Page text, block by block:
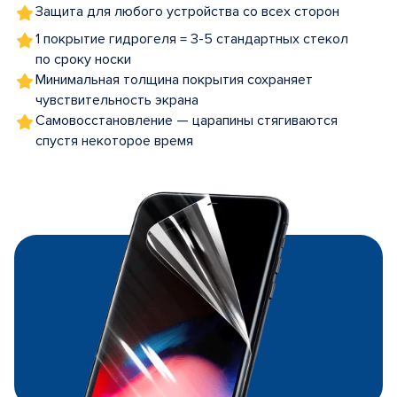
Защита для любого устройства со всех сторон
1 покрытие гидрогеля = 3-5 стандартных стекол
по сроку носки
Минимальная толщина покрытия сохраняет
чувствительность экрана
Самовосстановление — царапины стягиваются
спустя некоторое время